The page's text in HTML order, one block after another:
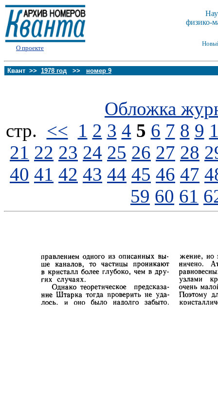
О проекте
физико-
Квант >> 1978 год >> номер 9
Обложка
стp. << 1 2 3 4 5 6 7 8 9
21 22 23 24 25 26 27 28
40 41 42 43 44 45 46 47
59 60 61